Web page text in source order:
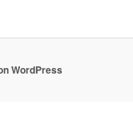
WordPress